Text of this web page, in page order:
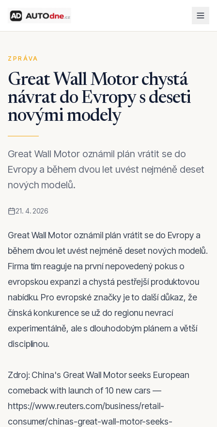
ZPRÁVA
Great Wall Motor chystá
návrat do Evropy s deseti
novými modely
Great Wall Motor oznámil plán vrátit se do
Evropy a během dvou let uvést nejméně deset
nových modelů.
21. 4. 2026
Great Wall Motor oznámil plán vrátit se do Evropy a
během dvou let uvést nejméně deset nových modelů.
Firma tím reaguje na první nepovedený pokus o
evropskou expanzi a chystá pestřejší produktovou
nabídku. Pro evropské značky je to další důkaz, že
čínská konkurence se už do regionu nevrací
experimentálně, ale s dlouhodobým plánem a větší
disciplínou.
Zdroj: China's Great Wall Motor seeks European
comeback with launch of 10 new cars —
https://www.reuters.com/business/retail-
consumer/chinas-great-wall-motor-seeks-